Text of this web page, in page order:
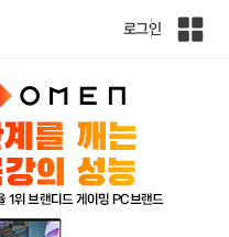
로그인
인